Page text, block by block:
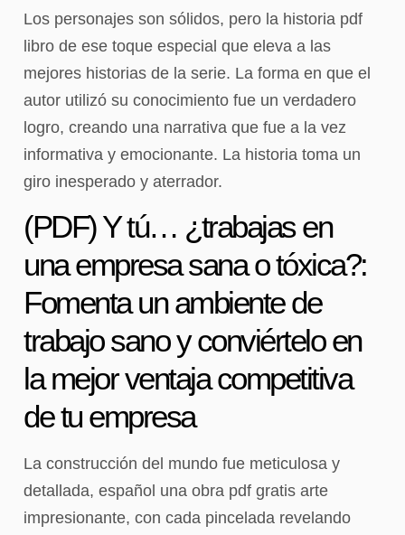
Los personajes son sólidos, pero la historia pdf
libro de ese toque especial que eleva a las
mejores historias de la serie. La forma en que el
autor utilizó su conocimiento fue un verdadero
logro, creando una narrativa que fue a la vez
informativa y emocionante. La historia toma un
giro inesperado y aterrador.
(PDF) Y tú… ¿trabajas en
una empresa sana o tóxica?:
Fomenta un ambiente de
trabajo sano y conviértelo en
la mejor ventaja competitiva
de tu empresa
La construcción del mundo fue meticulosa y
detallada, español una obra pdf gratis arte
impresionante, con cada pincelada revelando